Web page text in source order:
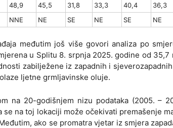
48,9 45,5 31,8 33,3 40,4 36,3
NNE NE SE NE SE NE
međutim još više govori analiza po
u Splitu 8. srpnja 2025. godine od
zabilježene iz zapadnih i
ljetne grmljavinske oluje.
na 20-godišnjem nizu podataka (2005. –
se na toj lokaciji može očekivati premašenje
ako se promatra vjetar iz smjera